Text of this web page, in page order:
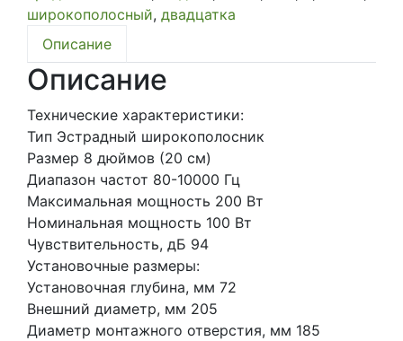
АС-
М200
МОЛОТ
широкополосный, двадцатка
Описание
Описание
Технические характеристики:
Тип Эстрадный широкополосник
Размер 8 дюймов (20 см)
Диапазон частот 80-10000 Гц
Максимальная мощность 200 Вт
Номинальная мощность 100 Вт
Чувствительность, дБ 94
Установочные размеры:
Установочная глубина, мм 72
Внешний диаметр, мм 205
Диаметр монтажного отверстия, мм 185